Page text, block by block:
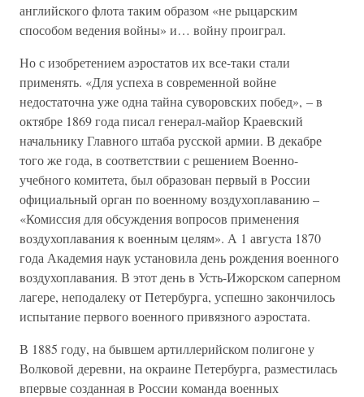
английского флота таким образом «не рыцарским
способом ведения войны» и… войну проиграл.
Но с изобретением аэростатов их все-таки стали
применять. «Для успеха в современной войне
недостаточна уже одна тайна суворовских побед», – в
октябре 1869 года писал генерал-майор Краевский
начальнику Главного штаба русской армии. В декабре
того же года, в соответствии с решением Военно-
учебного комитета, был образован первый в России
официальный орган по военному воздухоплаванию –
«Комиссия для обсуждения вопросов применения
воздухоплавания к военным целям». А 1 августа 1870
года Академия наук установила день рождения военного
воздухоплавания. В этот день в Усть-Ижорском саперном
лагере, неподалеку от Петербурга, успешно закончилось
испытание первого военного привязного аэростата.
В 1885 году, на бывшем артиллерийском полигоне у
Волковой деревни, на окраине Петербурга, разместилась
впервые созданная в России команда военных